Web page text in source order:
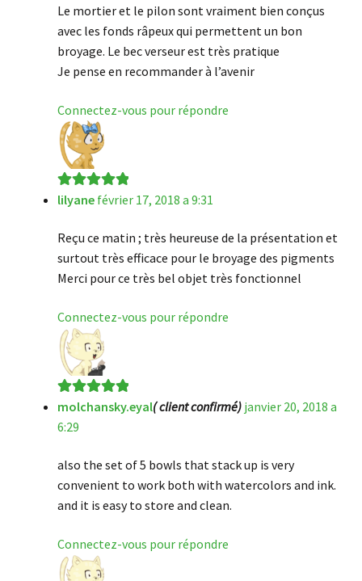
Le mortier et le pilon sont vraiment bien conçus
avec les fonds râpeux qui permettent un bon
broyage. Le bec verseur est très pratique
Je pense en recommander à l’avenir
Connectez-vous pour répondre
Note5sur 5
lilyane février 17, 2018 a 9:31
Reçu ce matin ; très heureuse de la présentation et
surtout très efficace pour le broyage des pigments
Merci pour ce très bel objet très fonctionnel
Connectez-vous pour répondre
Note5sur 5
molchansky.eyal( client confirmé) janvier 20, 2018 a
6:29
also the set of 5 bowls that stack up is very
convenient to work both with watercolors and ink.
and it is easy to store and clean.
Connectez-vous pour répondre